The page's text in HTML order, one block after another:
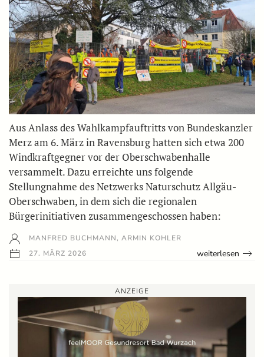
Aus Anlass des Wahlkampfauftritts von Bundeskanzler
Merz am 6. März in Ravensburg hatten sich etwa 200
Windkraftgegner vor der Oberschwabenhalle
versammelt. Dazu erreichte uns folgende
Stellungnahme des Netzwerks Naturschutz Allgäu-
Oberschwaben, in dem sich die regionalen
Bürgerinitiativen zusammengeschossen haben:
MANFRED BUCHMANN, ARMIN KOHLER
27. MÄRZ 2026
weiterlesen
ANZEIGE